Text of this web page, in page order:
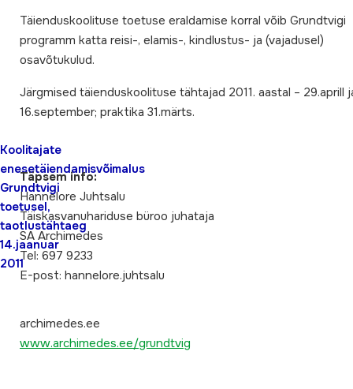
Koolitajate
enesetäiendamisvõimalus
Grundtvigi
toetusel,
taotlustähtaeg
14.jaanuar
2011
Täienduskoolituse toetuse eraldamise korral võib Grundtvigi
programm katta reisi-, elamis-, kindlustus- ja (vajadusel)
osavõtukulud.
Järgmised täienduskoolituse tähtajad 2011. aastal – 29.aprill
16.september; praktika 31.märts.
Täpsem info:
Hannelore Juhtsalu
Täiskasvanuhariduse büroo juhataja
SA Archimedes
Tel: 697 9233
E-post: hannelore.juhtsalu
archimedes.ee
www.archimedes.ee/grundtvig